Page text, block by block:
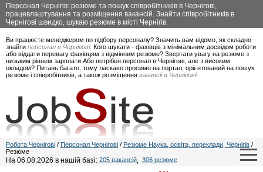
Персонал Чернігів: резюме та пошук співробітників в Чернігові,
працевлаштування та розміщення вакансій. Знайти співробітників в
Чернігові швидко, шукаю резюме в місті Чернігів.
Ви працюєте менеджером по підбору персоналу? Значить вам відомо, як складно
знайти персонал в Чернігові. Кого шукати - фахівців з мінімальним досвідом роботи
або віддати перевагу фахівцям з відмінним резюме? Звертати увагу на резюме з
низьким рівнем зарплати Або потрібен персонал в Чернігові, але з високим
окладом? Питань багато, тому ласкаво просимо на портал, орієнтований на пошук
резюме і співробітників, а також розміщення вакансії в Чернігові!
Робота Чернігові / Персонал Чернігові / Резюме Наука, освіта, переклади, Чернігів /
Резюме
На 06.08.2026 в нашій базі: 205 вакансій, 306 резюме